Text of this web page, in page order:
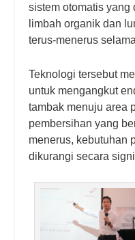
sistem otomatis yang
limbah organik dan
terus-menerus
Teknologi tersebut
untuk mengangkut
tambak menuju area
pembersihan yang
menerus, kebutuhan
dikurangi secara